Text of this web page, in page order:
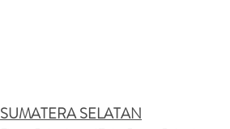
SUMATERA SELATAN